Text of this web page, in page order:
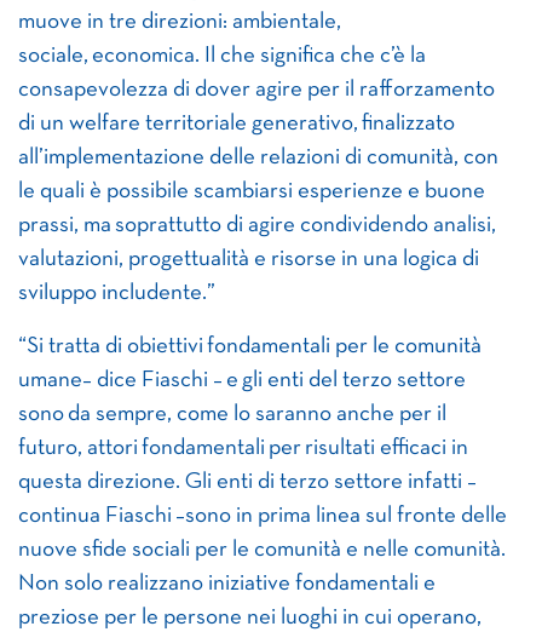
muove in tre direzioni: ambientale,
sociale, economica. Il che significa che c’è la
consapevolezza di dover agire per il rafforzamento
di un welfare territoriale generativo, finalizzato
all’imple­mentazione delle relazioni di comunità, con
le quali è possibile scambiarsi esperienze e buone
prassi, ma soprattutto di agire condividendo analisi,
valutazioni, progettualità e risorse in una logica di
svi­luppo includente.”
“Si tratta di obiettivi fondamentali per le comunità
umane– dice Fiaschi – e gli enti del terzo settore
sono da sempre, come lo saranno anche per il
futuro, attori fondamentali per risultati efficaci in
questa direzione. Gli enti di terzo settore infatti –
continua Fiaschi –sono in prima linea sul fronte delle
nuove sfide sociali per le comunità e nelle comunità.
Non solo realizzano iniziative fondamentali e
preziose per le persone nei luoghi in cui operano,